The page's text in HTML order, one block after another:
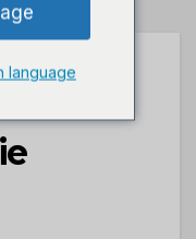
language